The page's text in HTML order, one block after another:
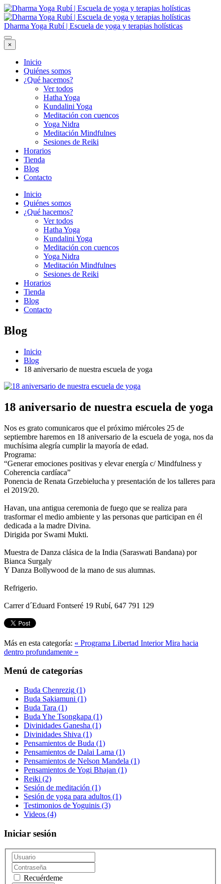
Dharma Yoga Rubí | Escuela de yoga y terapias holísticas
×
Inicio
Quiénes somos
¿Qué hacemos?
Ver todos
Hatha Yoga
Kundalini Yoga
Meditación con cuencos
Yoga Nidra
Meditación Mindfulnes
Sesiones de Reiki
Horarios
Tienda
Blog
Contacto
Inicio
Quiénes somos
¿Qué hacemos?
Ver todos
Hatha Yoga
Kundalini Yoga
Meditación con cuencos
Yoga Nidra
Meditación Mindfulnes
Sesiones de Reiki
Horarios
Tienda
Blog
Contacto
Blog
Inicio
Blog
18 aniversario de nuestra escuela de yoga
18 aniversario de nuestra escuela de yoga
Nos es grato comunicaros que el próximo miércoles 25 de
septiembre haremos en 18 aniversario de la escuela de yoga, nos da
muchísima alegría cumplir la mayoría de edad.
Programa:
“Generar emociones positivas y elevar energía c/ Mindfulness y
Coherencia cardíaca”
Ponencia de Renata Grzebielucha y presentación de los talleres para
el 2019/20.
Havan, una antigua ceremonia de fuego que se realiza para
trasformar el medio ambiente y las personas que participan en él
dedicada a la madre Divina.
Dirigida por Swami Mukti.
Muestra de Danza clásica de la India (Saraswati Bandana) por
Bianca Surgaly
Y Danza Bollywood de la mano de sus alumnas.
Refrigerio.
Carrer d´Eduard Fontseré 19 Rubí, 647 791 129
Más en esta categoría: « Programa Libertad InteriorMira hacia
dentro profundamente »
Menú de categorías
Buda Chenrezig (1)
Buda Sakiamuni (1)
Buda Tara (1)
Buda Yhe Tsongkapa (1)
Divinidades Ganesha (1)
Divinidades Shiva (1)
Pensamientos de Buda (1)
Pensamientos de Dalai Lama (1)
Pensamientos de Nelson Mandela (1)
Pensamientos de Yogi Bhajan (1)
Reiki (2)
Sesión de meditación (1)
Sesión de yoga para adultos (1)
Testimonios de Yoguinis (3)
Videos (4)
Iniciar sesión
Recuérdeme